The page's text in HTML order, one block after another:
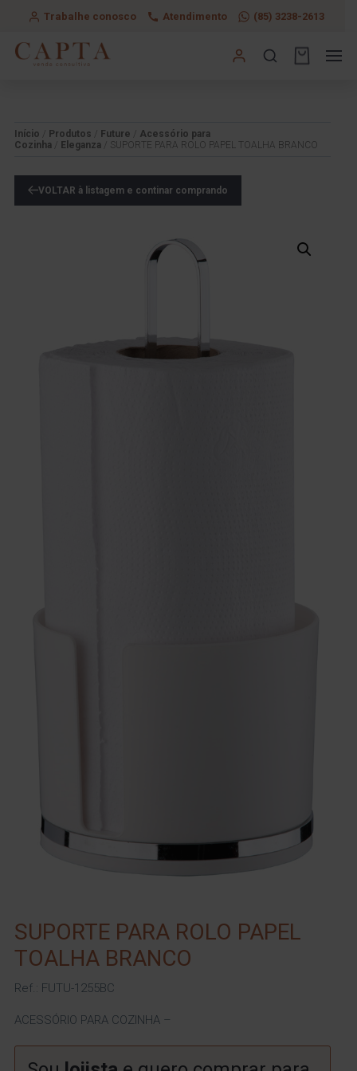
Trabalhe conosco Atendimento (85) 3238-2613
Início Produtos Future
Acessório para
Cozinha
Eleganza / SUPORTE PARA ROLO PAPEL TOALHA BRANCO
VOLTAR à listagem e continar comprando
SUPORTE PARA ROLO PAPEL
TOALHA BRANCO
Ref.: FUTU-1255BC
ACESSÓRIO PARA COZINHA –